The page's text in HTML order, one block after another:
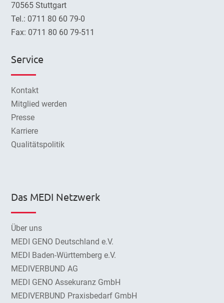
70565 Stuttgart
Tel.: 0711 80 60 79-0
Fax: 0711 80 60 79-511
Service
Kontakt
Mitglied werden
Presse
Karriere
Qualitätspolitik
Das MEDI Netzwerk
Über uns
MEDI GENO Deutschland e.V.
MEDI Baden-Württemberg e.V.
MEDIVERBUND AG
MEDI GENO Assekuranz GmbH
MEDIVERBUND Praxisbedarf GmbH